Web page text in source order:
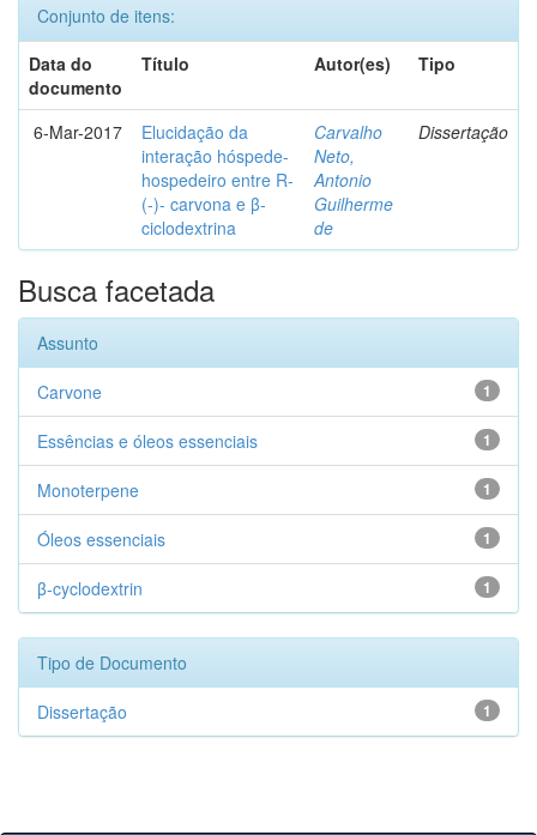
Conjunto de itens:
Data do
documento
Título Autor(es) Tipo
6-Mar-2017
Elucidação da
interação hóspede-
hospedeiro entre R-
(-)- carvona e β-
ciclodextrina
Carvalho
Neto,
Antonio
Guilherme
de
Dissertação
Busca facetada
Assunto
1
Carvone
1
Essências e óleos essenciais
1
Monoterpene
1
Óleos essenciais
1
β-cyclodextrin
Tipo de Documento
1
Dissertação